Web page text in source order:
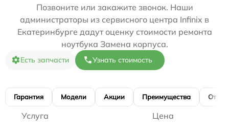
Позвоните или закажите звонок. Наши
администраторы из сервисного центра Infinix в
Екатеринбурге дадут оценку стоимости ремонта
ноутбука Замена корпуса.
Есть запчасти Узнать стоимость
Гарантия Модели Акции Преимущества
Услуга Цена